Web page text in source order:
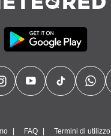
FAQ Termini di utilizzo